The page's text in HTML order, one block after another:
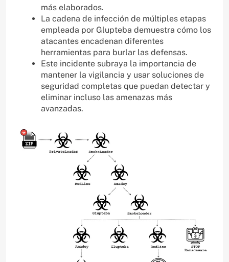
más elaborados.
La cadena de infección de múltiples etapas
empleada por Glupteba demuestra cómo los
atacantes encadenan diferentes
herramientas para burlar las defensas.
Este incidente subraya la importancia de
mantener la vigilancia y usar soluciones de
seguridad completas que puedan detectar y
eliminar incluso las amenazas más
avanzadas.